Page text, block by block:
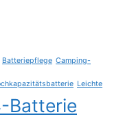
Batteriepflege Camping-
Leichte
Batterie